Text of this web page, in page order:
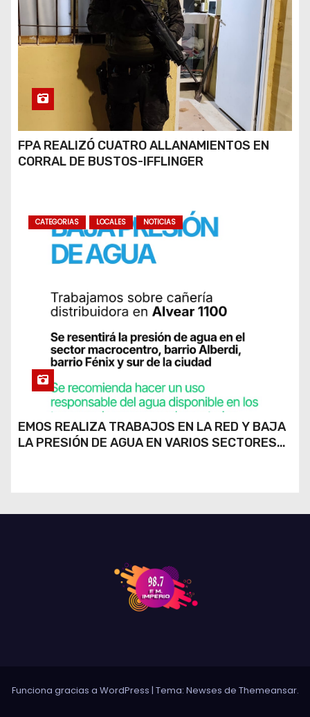
FPA REALIZÓ CUATRO ALLANAMIENTOS EN
CORRAL DE BUSTOS-IFFLINGER
CATEGORIAS LOCALES NOTICIAS
EMOS REALIZA TRABAJOS EN LA RED Y BAJA
LA PRESIÓN DE AGUA EN VARIOS SECTORES
Funciona gracias a WordPress | Tema: Newses de Themeansar.